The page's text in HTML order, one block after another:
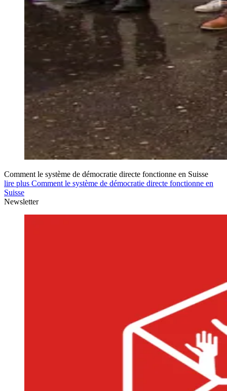
Comment le système de démocratie directe fonctionne en Suisse
lire plus Comment le système de démocratie directe fonctionne en
Suisse
Newsletter